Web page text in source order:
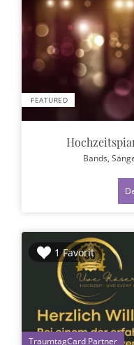
FEATURED
Bands,
1 Favorit
1